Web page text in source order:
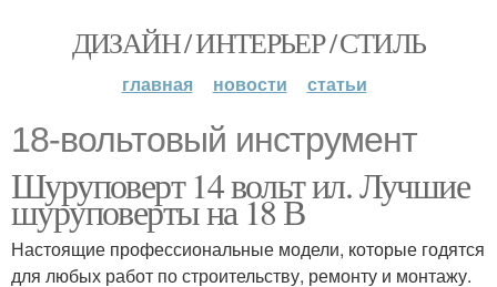
ДИЗАЙН / ИНТЕРЬЕР / СТИЛЬ
главная новости статьи
18-вольтовый инструмент
Шуруповерт 14 вольт ил. Лучшие
шуруповерты на 18 В
Настоящие профессиональные модели, которые годятся
для любых работ по строительству, ремонту и монтажу.